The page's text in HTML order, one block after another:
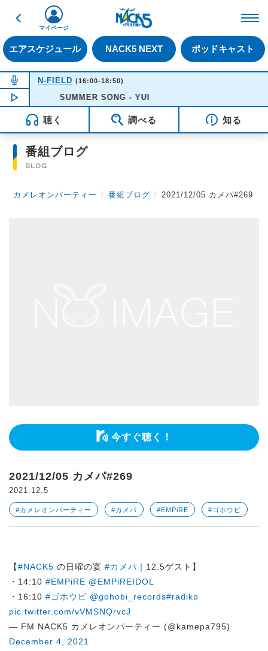
戻る
エアスケジュール NACK5 NEXT ポッドキャスト
マイページ
NOW ON AIR
N-FIELD (16:00-18:50)
NOW PLAYING 18:05
SUMMER SONG - YUI
聴く 調べる 知る
番組ブログ
BLOG
カメレオンパーティー 〉番組ブログ 〉2021/12/05 カメパ#269
今すぐ聴く！
2021/12/05 カメパ#269
2021.12.5
#カメレオンパーティー #カメパ #EMPiRE #ゴホウビ
【#NACK5 の日曜の宴 #カメパ ｜12.5ゲスト】
・14:10 #EMPiRE @EMPiREIDOL
・16:10 #ゴホウビ @gohobi_records#radiko
pic.twitter.com/vVMSNQrvcJ
— FM NACK5 カメレオンパーティー (@kamepa795)
December 4, 2021